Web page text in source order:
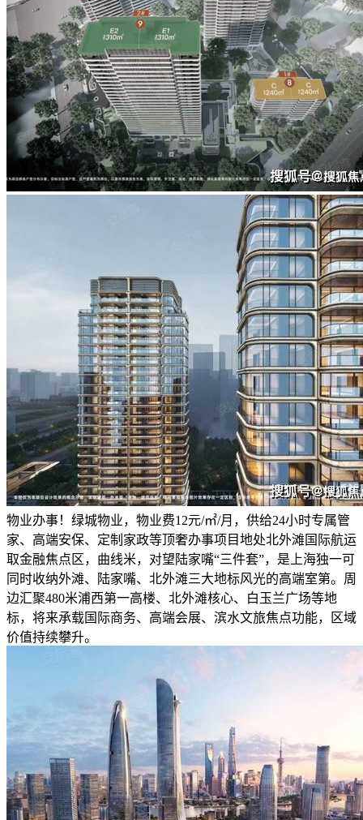
物业办事！绿城物业，物业费12元/㎡/月，供给24小时专属管
家、高端安保、定制家政等顶奢办事项目地处北外滩国际航运
取金融焦点区，曲线米，对望陆家嘴“三件套”，是上海独一可
同时收纳外滩、陆家嘴、北外滩三大地标风光的高端室第。周
边汇聚480米浦西第一高楼、北外滩核心、白玉兰广场等地
标，将来承载国际商务、高端会展、滨水文旅焦点功能，区域
价值持续攀升。